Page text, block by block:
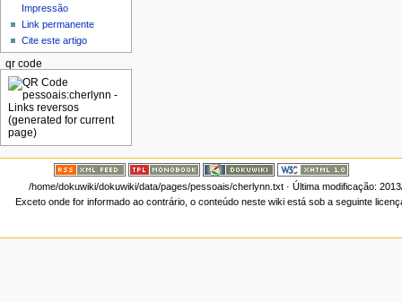
Impressão
Link permanente
Cite este artigo
qr code
/home/dokuwiki/dokuwiki/data/pages/pessoais/cherlynn.txt· Última modificação:
Exceto onde for informado ao contrário, o conteúdo neste wiki está sob a seguinte